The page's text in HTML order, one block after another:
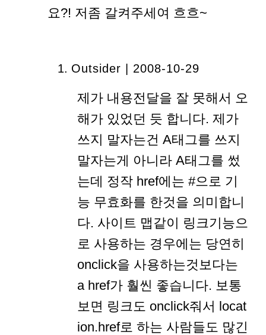
요?! 저좀 갈켜주세여 흐흐~
Outsider | 2008-10-29
제가 내용전달을 잘 못해서 오
해가 있었던 듯 합니다. 제가
쓰지 말자는건 A태그를 쓰지
말자는게 아니라 A태그를 썼
는데 정작 href에는 #으로 기
능 무효화를 한것을 의미합니
다. 사이트 맵같이 링크기능으
로 사용하는 경우에는 당연히
onclick을 사용하는것보다는
a href가 훨씬 좋습니다. 보통
보면 링크도 onclick줘서 locat
ion.href로 하는 사람들도 많긴